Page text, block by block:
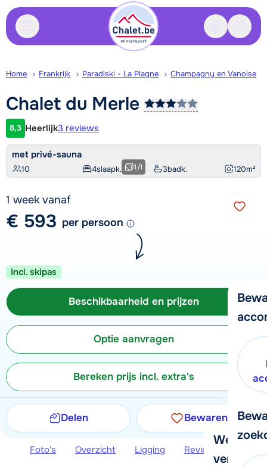
Contact
We
verder!
Home Frankrijk Paradiski - La Plagne Champagny en Vanoise
Chalet du Merle
Klantwaardering
8,3 Heerlijk3 reviews
met privé-sauna
10 4slaapk. 3badk. 120m²
1/1
1 week vanaf
€ 593 per persoon
Incl. skipas
Beschikbaarheid en prijzen
Optie aanvragen
Bereken prijs incl. extra's
Delen Bewaren
Foto's Overzicht Ligging Reviews